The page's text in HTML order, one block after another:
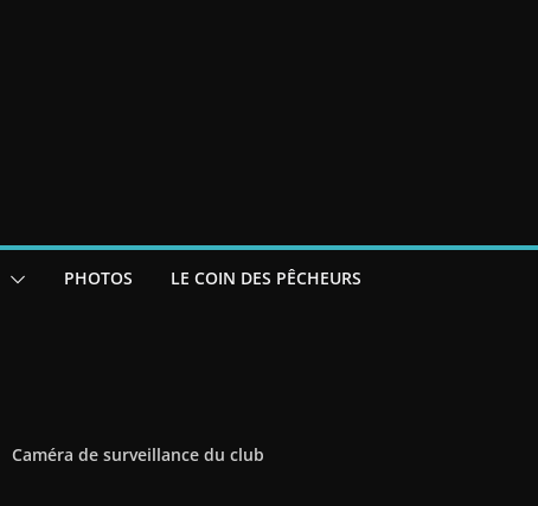
PHOTOS LE COIN DES PÊCHEURS
Caméra de surveillance du club